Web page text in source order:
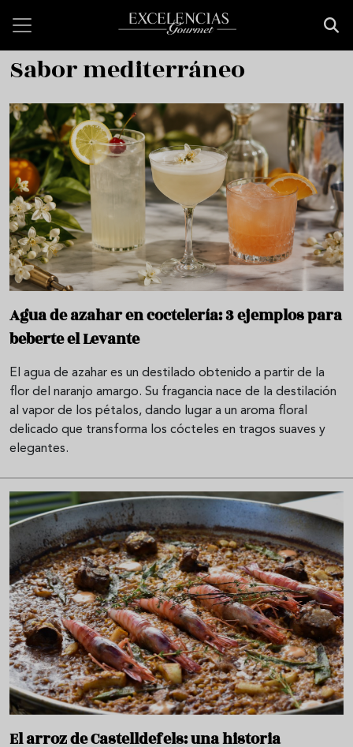
Sabor mediterráneo
Agua de azahar en coctelería: 3 ejemplos para
beberte el Levante
El agua de azahar es un destilado obtenido a partir de la
flor del naranjo amargo. Su fragancia nace de la destilación
al vapor de los pétalos, dando lugar a un aroma floral
delicado que transforma los cócteles en tragos suaves y
elegantes.
El arroz de Castelldefels: una historia